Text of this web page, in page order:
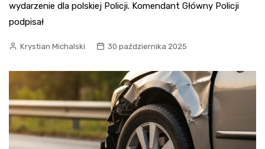
wydarzenie dla polskiej Policji. Komendant Główny Policji
podpisał
Krystian Michalski 30 października 2025